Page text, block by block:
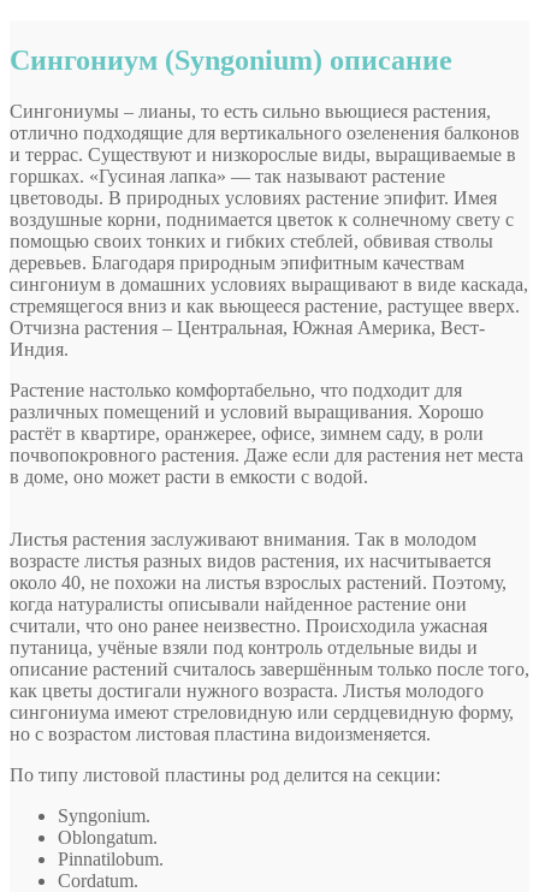
Сингониум (Syngonium) описание
Сингониумы – лианы, то есть сильно вьющиеся растения,
отлично подходящие для вертикального озеленения балконов
и террас. Существуют и низкорослые виды, выращиваемые в
горшках. «Гусиная лапка» — так называют растение
цветоводы. В природных условиях растение эпифит. Имея
воздушные корни, поднимается цветок к солнечному свету с
помощью своих тонких и гибких стеблей, обвивая стволы
деревьев. Благодаря природным эпифитным качествам
сингониум в домашних условиях выращивают в виде каскада,
стремящегося вниз и как вьющееся растение, растущее вверх.
Отчизна растения – Центральная, Южная Америка, Вест-
Индия.
Растение настолько комфортабельно, что подходит для
различных помещений и условий выращивания. Хорошо
растёт в квартире, оранжерее, офисе, зимнем саду, в роли
почвопокровного растения. Даже если для растения нет места
в доме, оно может расти в емкости с водой.
Листья растения заслуживают внимания. Так в молодом
возрасте листья разных видов растения, их насчитывается
около 40, не похожи на листья взрослых растений. Поэтому,
когда натуралисты описывали найденное растение они
считали, что оно ранее неизвестно. Происходила ужасная
путаница, учёные взяли под контроль отдельные виды и
описание растений считалось завершённым только после того,
как цветы достигали нужного возраста. Листья молодого
сингониума имеют стреловидную или сердцевидную форму,
но с возрастом листовая пластина видоизменяется.
По типу листовой пластины род делится на секции:
Syngonium.
Oblongatum.
Pinnatilobum.
Cordatum.